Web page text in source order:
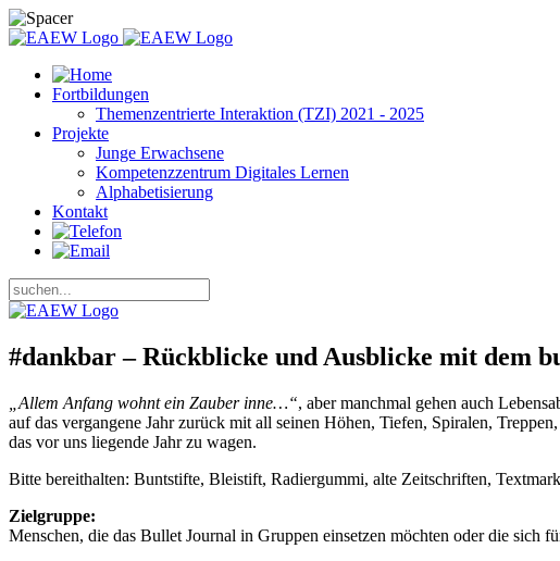
Fortbildungen
Themenzentrierte Interaktion (TZI) 2021 - 2025
Projekte
Junge Erwachsene
Kompetenzzentrum Digitales Lernen
Alphabetisierung
Kontakt
#dankbar – Rückblicke und Ausblicke mit dem
„Allem Anfang wohnt ein Zauber inne…“, aber manchmal gehen auch
auf das vergangene Jahr zurück mit all seinen Höhen, Tiefen, Spiralen,
das vor uns liegende Jahr zu wagen.
Bitte bereithalten: Buntstifte, Bleistift, Radiergummi, alte Zeitschriften,
Zielgruppe:
Menschen, die das Bullet Journal in Gruppen einsetzen möchten oder die sich